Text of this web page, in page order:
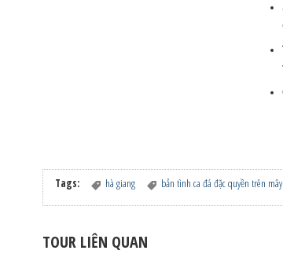
Tags: hà giang bản tình ca đá đặc quyền trên mây
TOUR LIÊN QUAN